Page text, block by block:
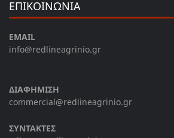
ΕΠΙΚΟΙΝΩΝΙΑ
EMAIL
info@redlineagrinio.gr
ΔΙΑΦΗΜΙΣΗ
commercial@redlineagrinio.gr
ΣΥΝΤΑΚΤΕΣ